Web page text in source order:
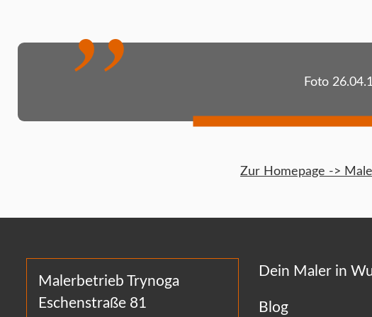
Foto
Zur Homepage ->
Malerbetrieb Trynoga
Eschenstraße 81
Dein Maler in
Blog